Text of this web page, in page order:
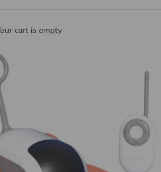
cart is empty